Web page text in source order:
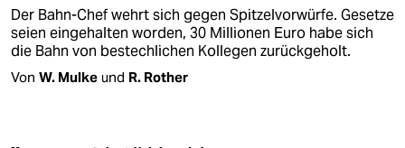
Der Bahn-Chef wehrt sich gegen Spitzelvorwürfe. Gesetze
seien eingehalten worden, 30 Millionen Euro habe sich
die Bahn von bestechlichen Kollegen zurückgeholt.
Von W. Mulke und R. Rother